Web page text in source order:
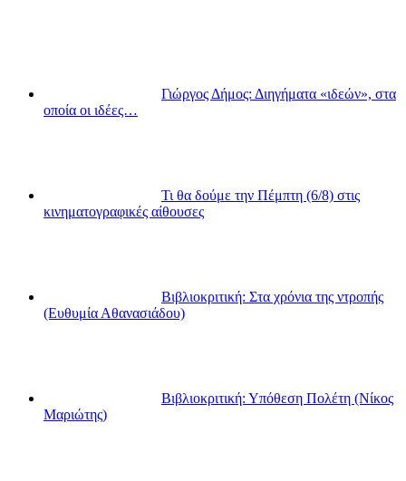
Γιώργος Δήμος: Διηγήματα «ιδεών», στα
οποία οι ιδέες…
Τι θα δούμε την Πέμπτη (6/8) στις
κινηματογραφικές αίθουσες
Βιβλιοκριτική: Στα χρόνια της ντροπής
(Ευθυμία Αθανασιάδου)
Βιβλιοκριτική: Υπόθεση Πολέτη (Νίκος
Μαριώτης)